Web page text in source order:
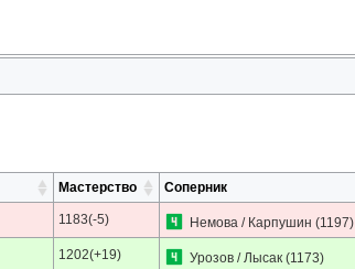
Мастерство Соперник
1183(-5) Немова / Карпушин (1197)
1202(+19) Урозов / Лысак(1173)